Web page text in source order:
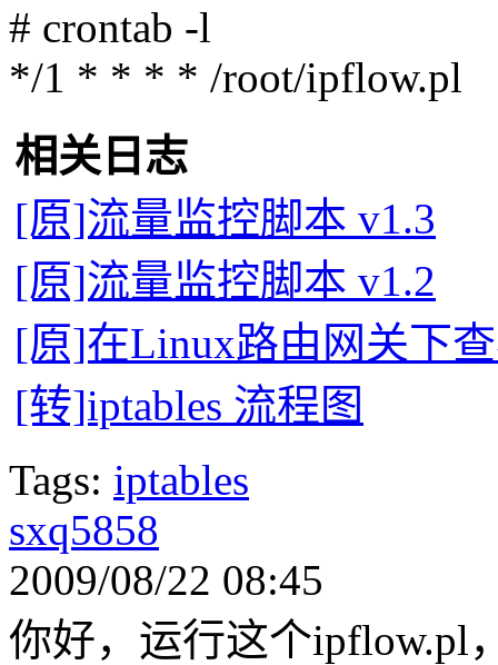
# crontab -l
*/1 * * * * /root/ipflow.pl
相关日志
[原]流量监控脚本 v1.3
[原]流量监控脚本 v1.2
[原]在Linux路由网关下
[转]iptables 流程图
Tags: iptables
sxq5858
2009/08/22 08:45
你好，运行这个ipflow.pl